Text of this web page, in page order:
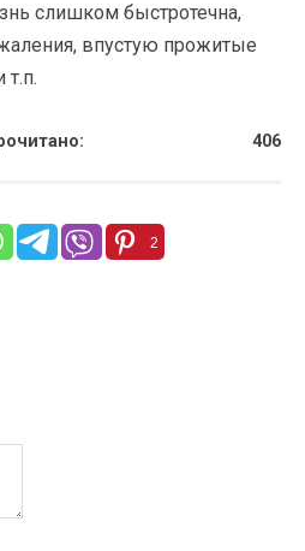
слишком быстротечна,
впустую прожитые
т.п.
406
2